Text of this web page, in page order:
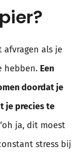
als je
hebben. Een
doordat je
je precies te
ja, dit moest
stress bij